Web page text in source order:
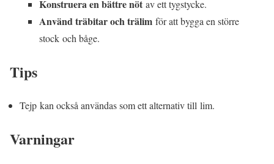
Konstruera en bättre nöt av ett tygstycke.
Använd träbitar och trälim för att bygga en större
stock och båge.
Tips
Tejp kan också användas som ett alternativ till lim.
Varningar